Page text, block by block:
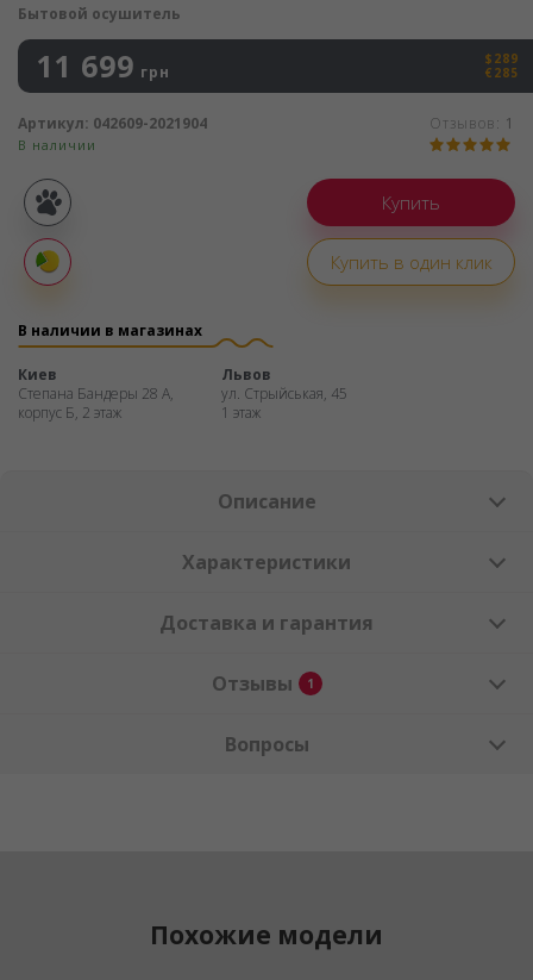
Бытовой осушитель
11 699 грн
$289
€285
В наличии
Отзывов: 1
Артикул: 042609-2021904
Купить в один клик
Покупка
частями
В наличии в магазинах
Киев
Степана Бандеры 28 А,
корпус Б, 2 этаж
Львов
ул. Стрыйськая, 45
1 этаж
Описание
Характеристики
Доставка и гарантия
Отзывы 1
Вопросы
Похожие модели